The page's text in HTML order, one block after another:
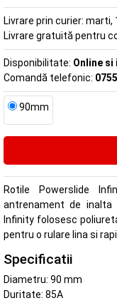
Livrare prin curier: marti,
Livrare gratuită pentru
Disponibilitate: Online si
Comandă telefonic:
90mm
Rotile Powerslide
antrenament de
Infinity folosesc
pentru o rulare lina si
Specificatii
Diametru: 90 mm
Duritate: 85A